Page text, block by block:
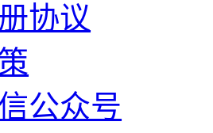
协议
公众号